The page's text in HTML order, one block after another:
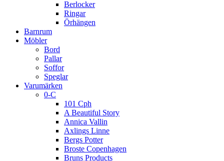
Berlocker
Ringar
Örhängen
Barnrum
Möbler
Bord
Pallar
Soffor
Speglar
Varumärken
0-C
101 Cph
A Beautiful Story
Annica Vallin
Axlings Linne
Bergs Potter
Broste Copenhagen
Bruns Products